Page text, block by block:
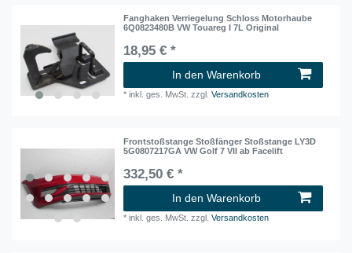
Fanghaken Verriegelung Schloss Motorhaube
6Q0823480B VW Touareg I 7L Original
18,95 € *
In den Warenkorb
*inkl. ges. MwSt. zzgl.Versandkosten
Frontstoßstange Stoßfänger Stoßstange LY3D
5G0807217GA VW Golf 7 VII ab Facelift
332,50 € *
In den Warenkorb
*inkl. ges. MwSt. zzgl.Versandkosten